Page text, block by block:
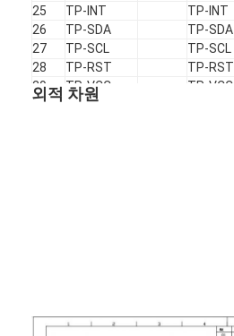
e-잉크 전자신문 디스플레이
TFT LCD 용량 터치 스크린
TFT LCD 저항성 터치 스크린
25
TP-INT
TP-INT
26
TP-SDA
TP-SDA
27
TP-SCL
TP-SCL
28
TP-RST
TP-RST
29
TP-VCC
TP-VCC
30
TP-IOVCC
외적 차원